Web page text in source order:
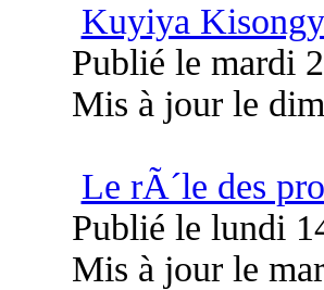
Kuyiya
Publié le mardi
Mis à jour le
Le rÃ´le des
Publié le lundi
Mis à jour le